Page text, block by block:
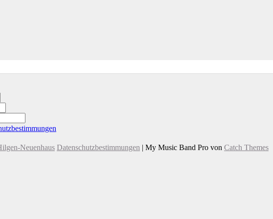
Neuenhaus Datenschutzbestimmungen | My Music Band Pro von Catch Themes